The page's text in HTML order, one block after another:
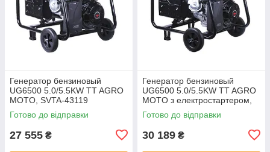
Генератор бензиновый
UG6500 5.0/5.5KW TT AGRO
MOTO, SVTA-43119
Готово до відправки
27 555 ₴
Генератор бензиновый
UG6500 5.0/5.5KW TT AGRO
MOTO з електростартером,
SVTA-43120
Готово до відправки
30 189 ₴